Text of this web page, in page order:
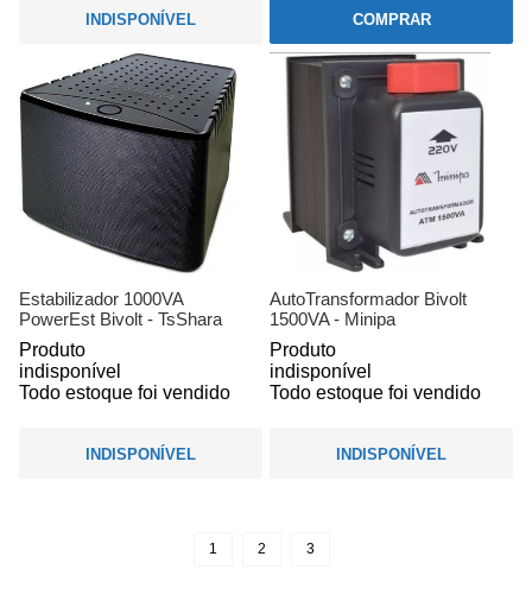
INDISPONÍVEL COMPRAR
Estabilizador 1000VA
PowerEst Bivolt - TsShara
Produto
indisponível
Todo estoque foi vendido
INDISPONÍVEL
AutoTransformador Bivolt
1500VA - Minipa
Produto
indisponível
Todo estoque foi vendido
INDISPONÍVEL
1 2 3